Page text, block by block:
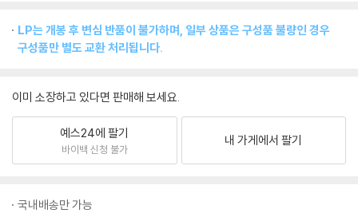
LP는 개봉 후 변심 반품이 불가하며, 일부 상품은 구성품 불량인 경우
구성품만 별도 교환 처리됩니다.
이미 소장하고 있다면 판매해 보세요.
예스24에 팔기
바이백 신청 불가
내 가게에서 팔기
국내배송만 가능